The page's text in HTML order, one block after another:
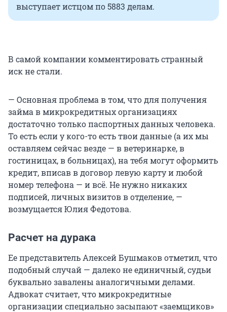
выступает истцом по 5883 делам.
В самой компании комментировать странный
иск не стали.
— Основная проблема в том, что для получения
займа в микрокредитных организациях
достаточно только паспортных данных человека.
То есть если у кого-то есть твои данные (а их мы
оставляем сейчас везде — в ветеринарке, в
гостиницах, в больницах), на тебя могут оформить
кредит, вписав в договор левую карту и любой
номер телефона — и всё. Не нужно никаких
подписей, личных визитов в отделение, —
возмущается Юлия Федотова.
Расчет на дурака
Ее представитель Алексей Бушмаков отметил, что
подобный случай — далеко не единичный, судьи
буквально завалены аналогичными делами.
Адвокат считает, что микрокредитные
организации специально засыпают «заемщиков»